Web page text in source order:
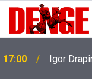
17:00 Igor